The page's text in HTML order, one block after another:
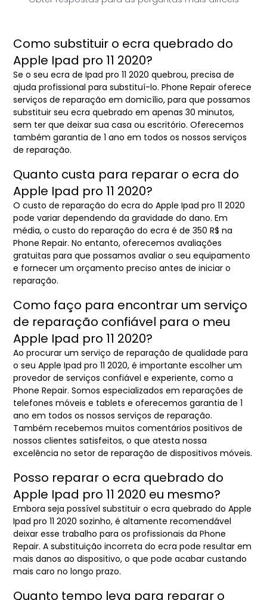
Como substituir o ecra quebrado do
Apple Ipad pro 11 2020?
Se o seu ecra de Ipad pro 11 2020 quebrou, precisa de
ajuda profissional para substituí-lo. Phone Repair oferece
serviços de reparação em domicílio, para que possamos
substituir seu ecra quebrado em apenas 30 minutos,
sem ter que deixar sua casa ou escritório. Oferecemos
também garantia de 1 ano em todos os nossos serviços
de reparação.
Quanto custa para reparar o ecra do
Apple Ipad pro 11 2020?
O custo de reparação do ecra do Apple Ipad pro 11 2020
pode variar dependendo da gravidade do dano. Em
média, o custo do reparação do ecra é de 350 R$ na
Phone Repair. No entanto, oferecemos avaliações
gratuitas para que possamos avaliar o seu equipamento
e fornecer um orçamento preciso antes de iniciar o
reparação.
Como faço para encontrar um serviço
de reparação confiável para o meu
Apple Ipad pro 11 2020?
Ao procurar um serviço de reparação de qualidade para
o seu Apple Ipad pro 11 2020, é importante escolher um
provedor de serviços confiável e experiente, como a
Phone Repair. Somos especializados em reparações de
telefones móveis e tablets e oferecemos garantia de 1
ano em todos os nossos serviços de reparação.
Também recebemos muitos comentários positivos de
nossos clientes satisfeitos, o que atesta nossa
excelência no setor de reparação de dispositivos móveis.
Posso reparar o ecra quebrado do
Apple Ipad pro 11 2020 eu mesmo?
Embora seja possível substituir o ecra quebrado do Apple
Ipad pro 11 2020 sozinho, é altamente recomendável
deixar esse trabalho para os profissionais da Phone
Repair. A substituição incorreta do ecra pode resultar em
mais danos ao dispositivo, o que pode acabar custando
mais caro no longo prazo.
Quanto tempo leva para reparar o